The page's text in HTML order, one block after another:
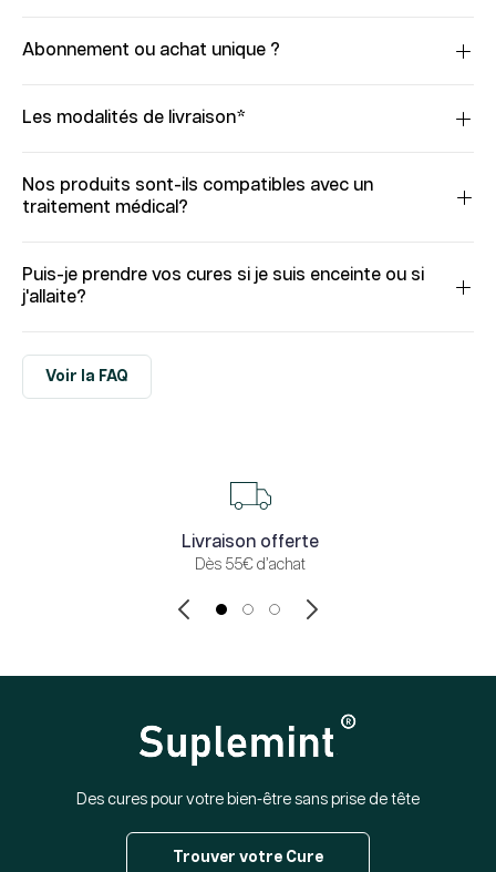
Abonnement ou achat unique ?
Les modalités de livraison*
Nos produits sont-ils compatibles avec un
traitement médical?
Puis-je prendre vos cures si je suis enceinte ou si
j'allaite?
Voir la FAQ
Livraison offerte
Dès 55€ d’achat
Des cures pour votre bien-être sans prise de tête
Trouver votre Cure